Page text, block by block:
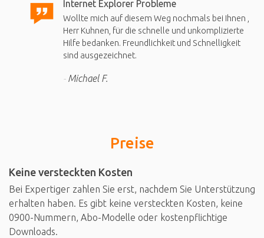
Internet Explorer Probleme
Wollte mich auf diesem Weg nochmals bei Ihnen ,
Herr Kuhnen, für die schnelle und unkomplizierte
Hilfe bedanken. Freundlichkeit und Schnelligkeit
sind ausgezeichnet.
Michael F.
Preise
Keine versteckten Kosten
Bei Expertiger zahlen Sie erst, nachdem Sie Unterstützung
erhalten haben. Es gibt keine versteckten Kosten, keine
0900-Nummern, Abo-Modelle oder kostenpflichtige
Downloads.